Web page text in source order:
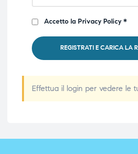
Accetto la Privacy Policy *
REGISTRATI E CARICA LA
Effettua il login per vedere le